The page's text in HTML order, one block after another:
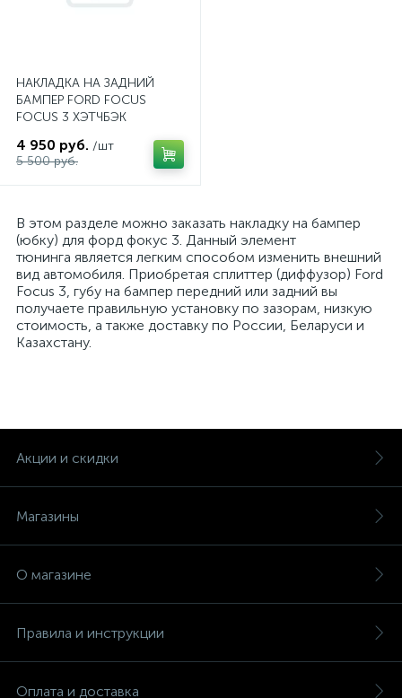
НАКЛАДКА НА ЗАДНИЙ
БАМПЕР FORD FOCUS
FOCUS 3 ХЭТЧБЭК
4 950 руб. /шт
5 500 руб.
В этом разделе можно заказать накладку на бампер
(юбку) для форд фокус 3. Данный элемент
тюнинга является легким способом изменить внешний
вид автомобиля. Приобретая сплиттер (диффузор) Ford
Focus 3, губу на бампер передний или задний вы
получаете правильную установку по зазорам, низкую
стоимость, а также доставку по России, Беларуси и
Казахстану.
Акции и скидки
Магазины
О магазине
Правила и инструкции
Оплата и доставка